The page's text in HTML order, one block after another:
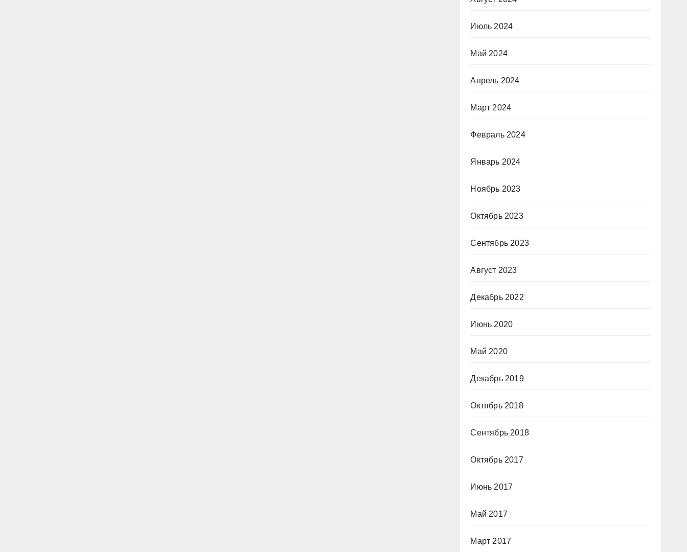
Июль 2024
Май 2024
Апрель 2024
Март 2024
Февраль 2024
Январь 2024
Ноябрь 2023
Октябрь 2023
Сентябрь 2023
Август 2023
Декабрь 2022
Июнь 2020
Май 2020
Декабрь 2019
Октябрь 2018
Сентябрь 2018
Октябрь 2017
Июнь 2017
Май 2017
Март 2017